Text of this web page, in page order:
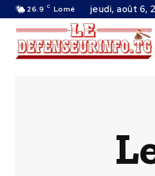
26.9 C Lomé jeudi, août 6,